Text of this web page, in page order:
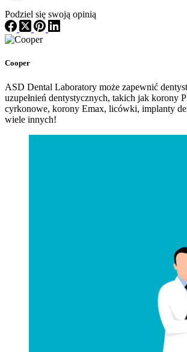
Podziel się swoją opinią
Cooper
ASD Dental Laboratory może zapewnić
uzupełnień dentystycznych, takich jak korony
cyrkonowe, korony Emax, licówki, implanty
wiele innych!